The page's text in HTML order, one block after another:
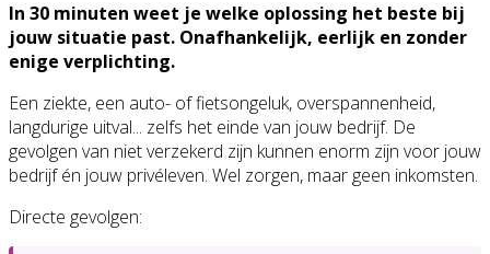
In 30 minuten weet je welke oplossing het beste bij
jouw situatie past. Onafhankelijk, eerlijk en zonder
enige verplichting.
Een ziekte, een auto- of fietsongeluk, overspannenheid,
langdurige uitval... zelfs het einde van jouw bedrijf. De
gevolgen van niet verzekerd zijn kunnen enorm zijn voor jouw
bedrijf én jouw privéleven. Wel zorgen, maar geen inkomsten.
Directe gevolgen: